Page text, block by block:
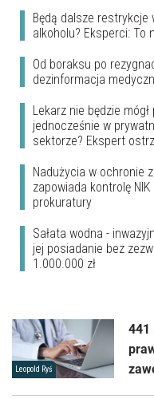
Będą dalsze restrykcje
alkoholu? Eksperci: To
Od boraksu po
dezinformacja
Lekarz nie będzie
jednocześnie w
sektorze? Ekspert
Nadużycia w ochronie
zapowiada kontrolę
prokuratury
Sałata wodna -
jej posiadanie bez
1.000.000 zł
Leopold Ryś
441